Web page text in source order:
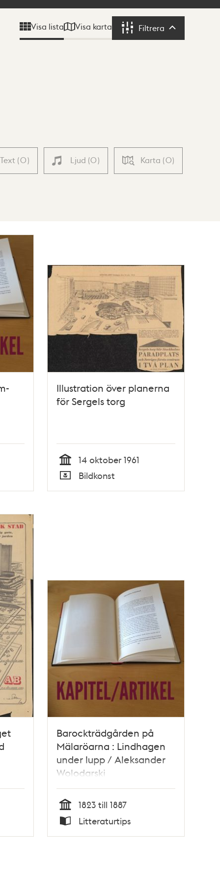
Visa lista Visa karta Filtrera Filtrera
Text (0) Ljud (0) Karta (0)
Illustration över planerna
för Sergels torg
Tid
14 oktober 1961
Typ
Bildkonst
Barockträdgården på
Mälaröarna : Lindhagen
under lupp / Aleksander
Wolodarski
Tid
1823 till 1887
Typ
Litteraturtips